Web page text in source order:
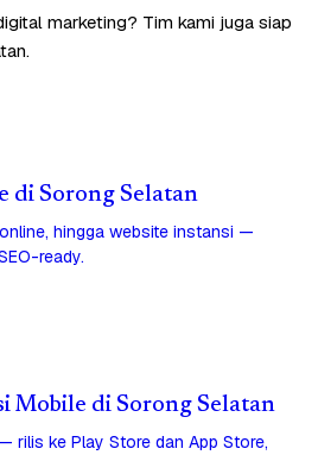
marketing? Tim kami juga siap
di Sorong Selatan
hingga website instansi —
ready.
Mobile di Sorong Selatan
rilis ke Play Store dan App Store,